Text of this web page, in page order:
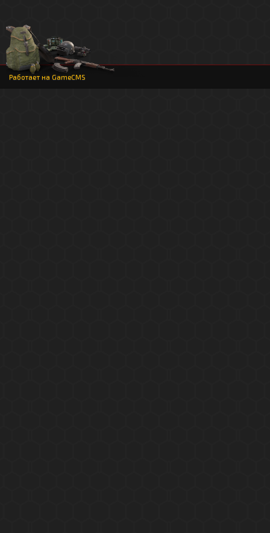
Работает на GameCMS